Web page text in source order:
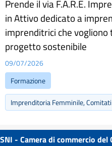
Prende il via F.A.R.E.
in Attivo dedicato a
imprenditrici che vogliono
progetto sostenibile
09/07/2026
Formazione
Imprenditoria Femminile,
SNI - Camera di commercio